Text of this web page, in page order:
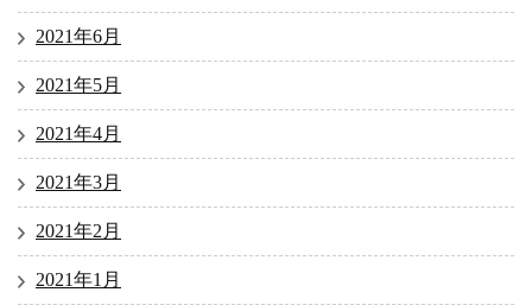
2021年6月
2021年5月
2021年4月
2021年3月
2021年2月
2021年1月